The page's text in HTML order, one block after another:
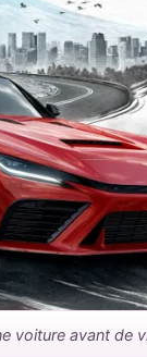
voiture avant de